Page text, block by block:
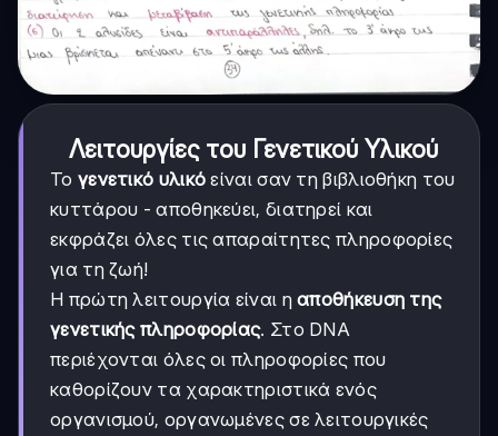
Λειτουργίες του Γενετικού Υλικού
Το γενετικό υλικό είναι σαν τη βιβλιοθήκη του
κυττάρου - αποθηκεύει, διατηρεί και
εκφράζει όλες τις απαραίτητες πληροφορίες
για τη ζωή!
Η πρώτη λειτουργία είναι ηαποθήκευση της
γενετικής πληροφορίας. Στο DNA
περιέχονται όλες οι πληροφορίες που
καθορίζουν τα χαρακτηριστικά ενός
οργανισμού, οργανωμένες σε λειτουργικές